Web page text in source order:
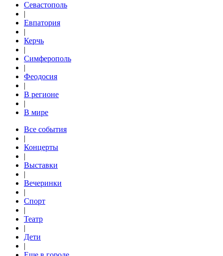
Севастополь
|
Евпатория
|
Керчь
|
Симферополь
|
Феодосия
|
В регионе
|
В мире
Все события
|
Концерты
|
Выставки
|
Вечеринки
|
Спорт
|
Театр
|
Дети
|